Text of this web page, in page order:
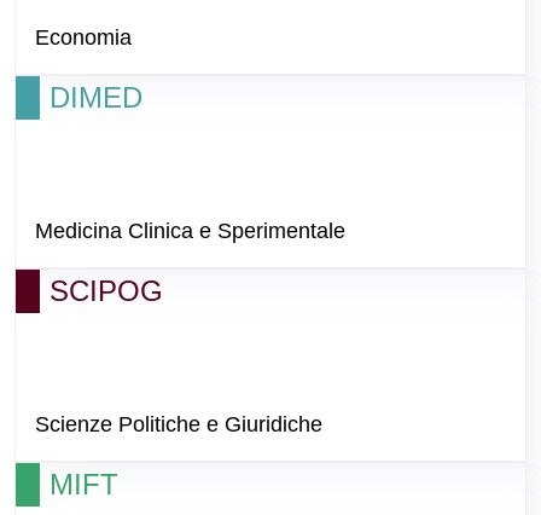
Economia
DIMED
Medicina Clinica e Sperimentale
SCIPOG
Scienze Politiche e Giuridiche
MIFT